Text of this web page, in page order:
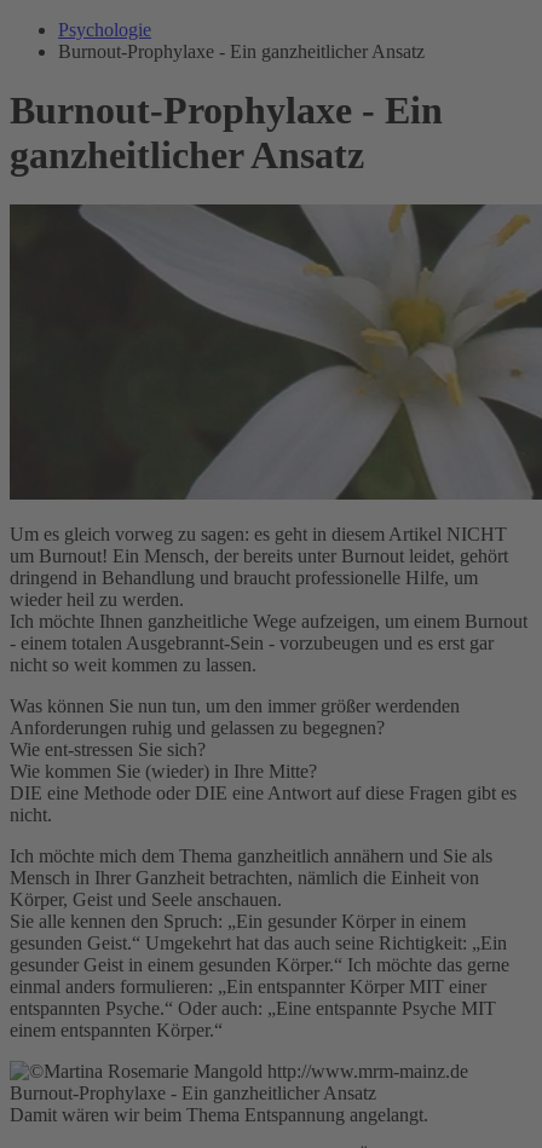
Psychologie
Burnout-Prophylaxe - Ein ganzheitlicher Ansatz
Burnout-Prophylaxe - Ein
ganzheitlicher Ansatz
Um es gleich vorweg zu sagen: es geht in diesem Artikel NICHT
um Burnout! Ein Mensch, der bereits unter Burnout leidet, gehört
dringend in Behandlung und braucht professionelle Hilfe, um
wieder heil zu werden.
Ich möchte Ihnen ganzheitliche Wege aufzeigen, um einem Burnout
- einem totalen Ausgebrannt-Sein - vorzubeugen und es erst gar
nicht so weit kommen zu lassen.
Was können Sie nun tun, um den immer größer werdenden
Anforderungen ruhig und gelassen zu begegnen?
Wie ent-stressen Sie sich?
Wie kommen Sie (wieder) in Ihre Mitte?
DIE eine Methode oder DIE eine Antwort auf diese Fragen gibt es
nicht.
Ich möchte mich dem Thema ganzheitlich annähern und Sie als
Mensch in Ihrer Ganzheit betrachten, nämlich die Einheit von
Körper, Geist und Seele anschauen.
Sie alle kennen den Spruch: „Ein gesunder Körper in einem
gesunden Geist.“ Umgekehrt hat das auch seine Richtigkeit: „Ein
gesunder Geist in einem gesunden Körper.“ Ich möchte das gerne
einmal anders formulieren: „Ein entspannter Körper MIT einer
entspannten Psyche.“ Oder auch: „Eine entspannte Psyche MIT
einem entspannten Körper.“
Damit wären wir beim Thema Entspannung angelangt.